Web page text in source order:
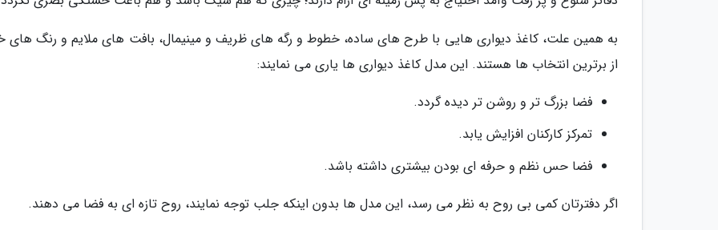
به همین علت، کاغذ دیواری هایی با طرح های ساده، خطوط و رگه های ظریف و مینیمال، بافت های ملایم و رنگ های
از برترین انتخاب ها هستند. این مدل کاغذ دیواری ها یاری می نمایند:
فضا بزرگ تر و روشن تر دیده گردد.
تمرکز کارکنان افزایش یابد.
فضا حس نظم و حرفه ای بودن بیشتری داشته باشد.
اگر دفترتان کمی بی روح به نظر می رسد، این مدل ها بدون اینکه جلب توجه نمایند، روح تازه ای به فضا می دهند.